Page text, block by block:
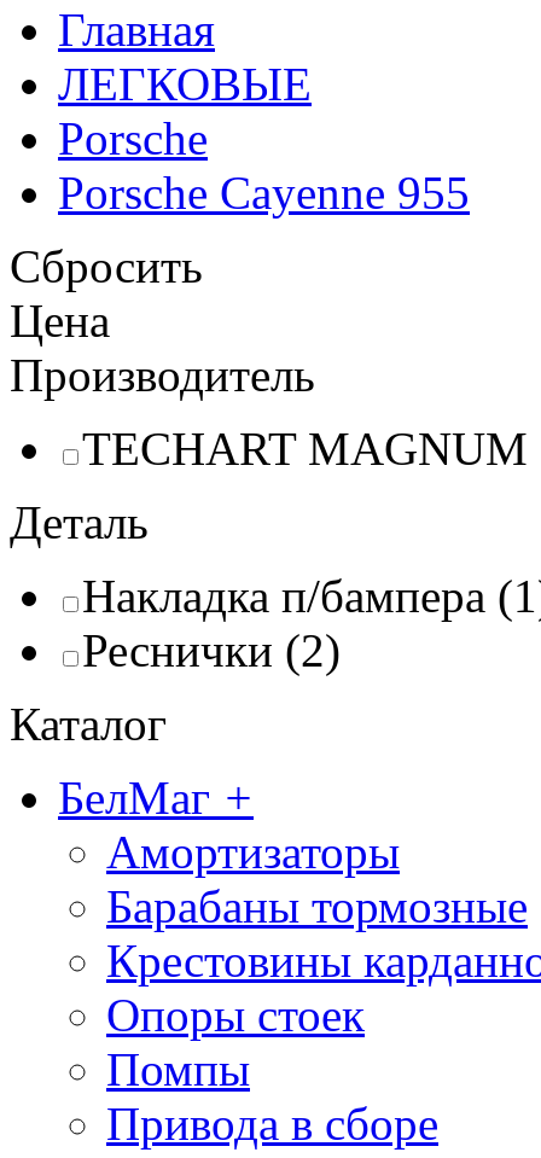
Главная
ЛЕГКОВЫЕ
Porsche
Porsche Cayenne 955
Сбросить
Цена
Производитель
TECHART MAGNUM
Деталь
Накладка п/бампера
Реснички (2)
Каталог
БелМаг +
Амортизаторы
Барабаны тормозные
Крестовины
Опоры стоек
Помпы
Привода в сборе